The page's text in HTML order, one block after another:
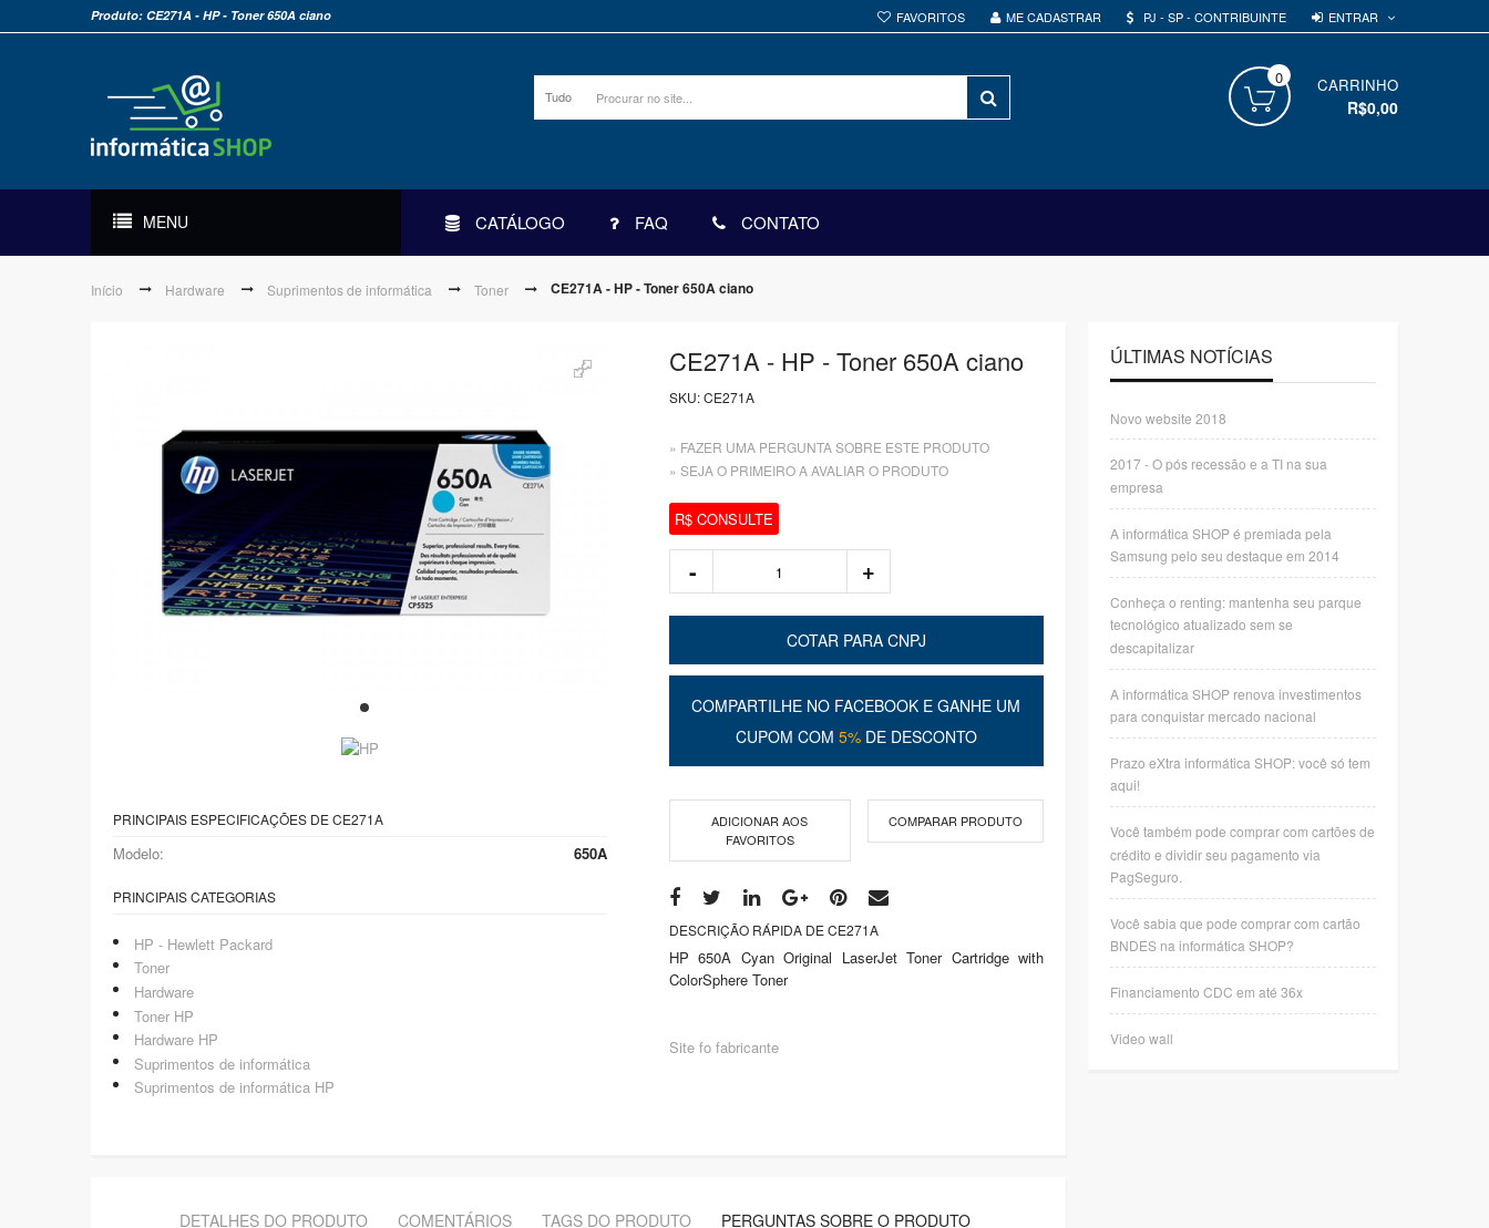
FAVORITOS ME CADASTRAR PJ - SP - CONTRIBUINTE ENTRAR
Produto: CE271A - HP - Toner 650A ciano
Tudo
CARRINHO
0
R$0,00
MENU CATÁLOGO FAQ CONTATO
Início Hardware Suprimentos de informática Toner CE271A - HP - Toner 650A ciano
PRINCIPAIS ESPECIFICAÇÕES DE CE271A
Modelo: 650A
PRINCIPAIS CATEGORIAS
HP - Hewlett Packard
Toner
Hardware
Toner HP
Hardware HP
Suprimentos de informática
Suprimentos de informática HP
CE271A - HP - Toner 650A ciano
SKU:CE271A
» FAZER UMA PERGUNTA SOBRE ESTE PRODUTO
» SEJA O PRIMEIRO A AVALIAR O PRODUTO
R$ CONSULTE
COTAR PARA CNPJ
COMPARTILHE NO FACEBOOK E GANHE UM
CUPOM COM 5%DE DESCONTO
ADICIONAR AOS
FAVORITOS
COMPARAR PRODUTO
DESCRIÇÃO RÁPIDA DE CE271A
HP 650A Cyan Original LaserJet Toner Cartridge with
ColorSphere Toner
Site fo fabricante
DETALHES DO PRODUTO COMENTÁRIOS TAGS DO PRODUTO PERGUNTAS SOBRE O PRODUTO
ÚLTIMAS NOTÍCIAS
Novo website 2018
2017 - O pós recessão e a TI na sua
empresa
A informática SHOP é premiada pela
Samsung pelo seu destaque em 2014
Conheça o renting: mantenha seu parque
tecnológico atualizado sem se
descapitalizar
A informática SHOP renova investimentos
para conquistar mercado nacional
Prazo eXtra informática SHOP: você só tem
aqui!
Você também pode comprar com cartões de
crédito e dividir seu pagamento via
PagSeguro.
Você sabia que pode comprar com cartão
BNDES na informática SHOP?
Financiamento CDC em até 36x
Video wall